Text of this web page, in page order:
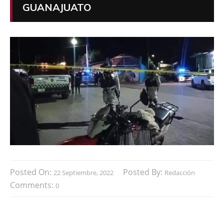
GUANAJUATO
Posted On: 22 Septiembre, 2022 Posted By: Redacción
Comments: 0